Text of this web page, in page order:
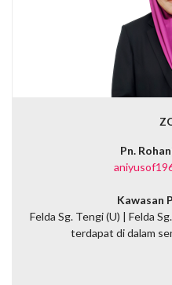
Pn.
Kawasan
Felda Sg. Tengi (U) | Felda
terdapat di dalam